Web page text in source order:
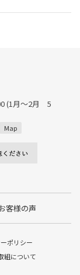
(1月〜2月 5
Map
客様の声
ポリシー
組について